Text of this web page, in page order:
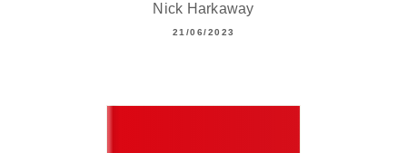
Nick Harkaway
21/06/2023